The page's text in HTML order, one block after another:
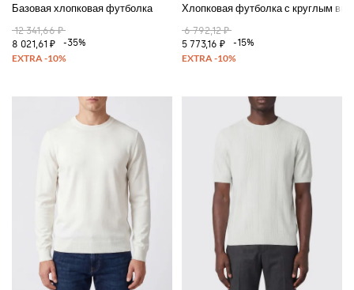
Базовая хлопковая футболка
12 341,66 ₽
8 021,61 ₽
-35%
Хлопковая футболка с круглым
6 792,12 ₽
5 773,16 ₽
-15%